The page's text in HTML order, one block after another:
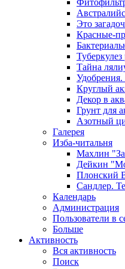
Это
Красные-
Тайна
Круглый
Декор в
Грунт для
Азотный
Галерея
Изба-читальня
Махлин
Дейкин
Плонский
Сандлер.
Календарь
Администрация
Пользователи в
Больше
Активность
Вся активность
Поиск